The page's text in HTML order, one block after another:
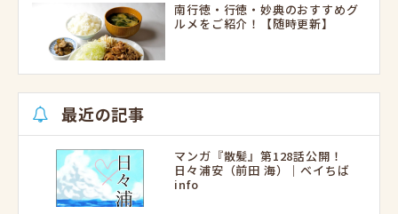
南行徳・行徳・妙典のおすすめグ
ルメをご紹介！【随時更新】
最近の記事
マンガ『散髪』第128話公開！
日々浦安（前田 海）｜ベイちば
info